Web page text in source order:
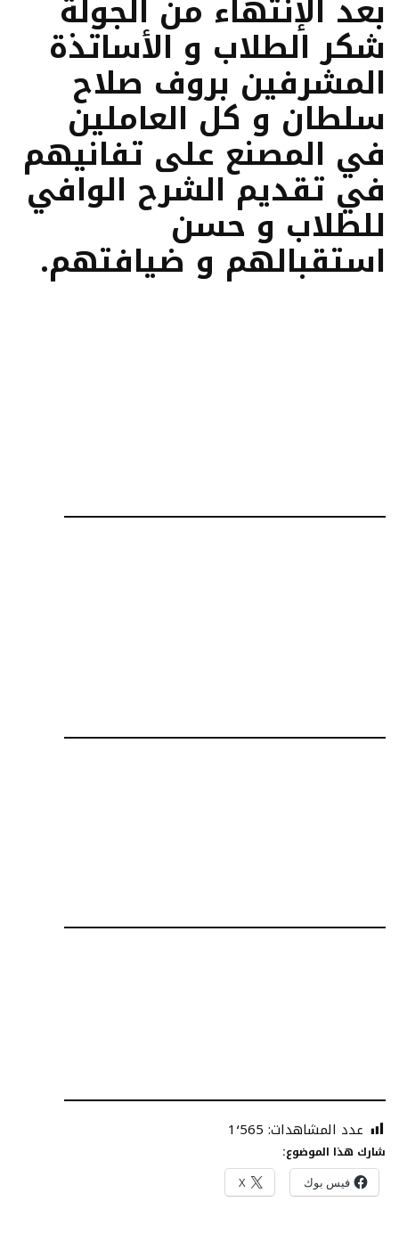
بعد الإنتهاء من الجولة
شكر الطلاب و الأساتذة
المشرفين بروف صلاح
سلطان و كل العاملين
في المصنع على تفانيهم
في تقديم الشرح الوافي
للطلاب و حسن
استقبالهم و ضيافتهم.
عدد المشاهدات: 1٬565
شارك هذا الموضوع:
فيس بوك X